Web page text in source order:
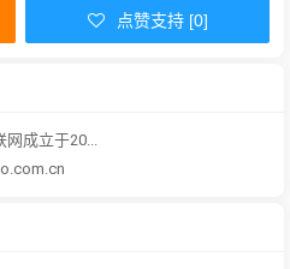
点赞支持 [0]
网成立于20...